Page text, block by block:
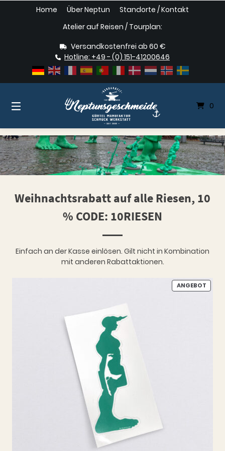
Home Über Neptun
Standorte / Kontakt
Atelier auf Reisen / Tourplan:
Versandkostenfrei ab 60 €
Hotline: +49 - (0) 151-41200646
0
Weihnachtsrabatt auf alle Riesen, 10
% CODE: 10RIESEN
Einfach an der Kasse einlösen. Gilt nicht in Kombination
mit anderen Rabattaktionen.
ANGEBOT
IM